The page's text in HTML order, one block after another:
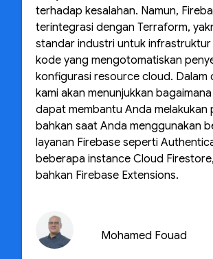
terhadap kesalahan. Namun,
terintegrasi dengan Terraform,
standar industri untuk infrastruktur
kode yang mengotomatiskan
konfigurasi resource cloud. Dalam
kami akan menunjukkan
dapat membantu Anda melakukan
bahkan saat Anda menggunakan
layanan Firebase seperti
beberapa instance Cloud
bahkan Firebase Extensions.
Mohamed Fouad